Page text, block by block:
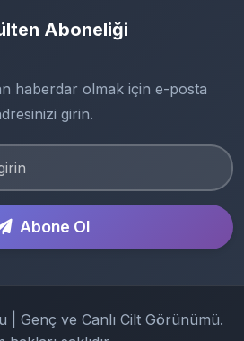
Aboneliği
haberdar olmak için e-posta
girin.
Abone Ol
| Genç ve Canlı Cilt Görünümü.